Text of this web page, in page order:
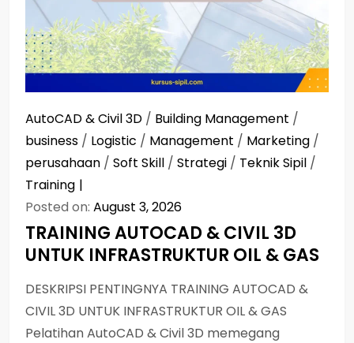
AutoCAD & Civil 3D / Building Management /
business / Logistic / Management / Marketing /
perusahaan / Soft Skill / Strategi / Teknik Sipil /
Training
Posted on: August 3, 2026
TRAINING AUTOCAD & CIVIL 3D
UNTUK INFRASTRUKTUR OIL & GAS
DESKRIPSI PENTINGNYA TRAINING AUTOCAD &
CIVIL 3D UNTUK INFRASTRUKTUR OIL & GAS
Pelatihan AutoCAD & Civil 3D memegang